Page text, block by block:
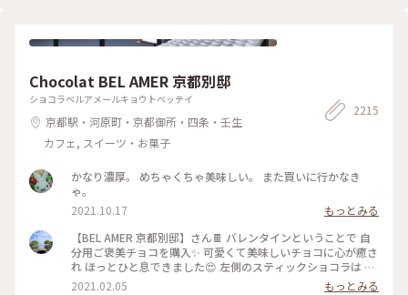
Chocolat BEL AMER 京都別邸
ショコラベルアメールキョウトベッテイ
京都駅・河原町・京都御所・四条・壬生
カフェ, スイーツ・お菓子
2215
かなり濃厚。 めちゃくちゃ美味しい。 また買いに行かなき
ゃ。
2021.10.17
もっとみる
【BEL AMER 京都別邸】さん🍫 バレンタインということで 自
分用ご褒美チョコを購入✨ 可愛くて美味しいチョコに心が癒さ
れ ほっとひと息できました😍 左側のスティックショコラは キ
ャラメルやルビーチョコ、 右側はお酒入りチョコや 京都産の
2021.02.05
もっとみる